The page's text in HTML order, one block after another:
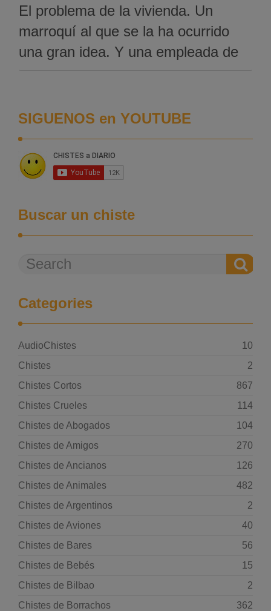
El problema de la vivienda. Un
marroquí al que se la ha ocurrido
una gran idea. Y una empleada de
ESCUCHAR EL CHISTE
SIGUENOS en YOUTUBE
Buscar un chiste
Categories
AudioChistes
10
Chistes
2
Chistes Cortos
867
Chistes Crueles
114
Chistes de Abogados
104
Chistes de Amigos
270
Chistes de Ancianos
126
Chistes de Animales
482
Chistes de Argentinos
2
Chistes de Aviones
40
Chistes de Bares
56
Chistes de Bebés
15
Chistes de Bilbao
2
Chistes de Borrachos
362